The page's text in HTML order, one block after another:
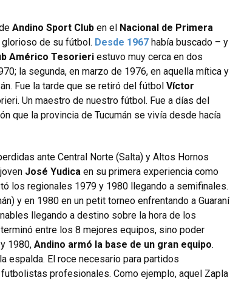
Andino Sport Club en el Nacional de Primera
de su fútbol. Desde 1967 había buscado – y
Américo Tesorieri estuvo muy cerca en dos
la segunda, en marzo de 1976, en aquella mítica y
Fue la tarde que se retiró del fútbol Víctor
Un maestro de nuestro fútbol. Fue a días del
que la provincia de Tucumán se vivía desde hacía
ante Central Norte (Salta) y Altos Hornos
José Yudica en su primera experiencia como
los regionales 1979 y 1980 llegando a semifinales.
y en 1980 en un petit torneo enfrentando a Guaraní
llegando a destino sobre la hora de los
entre los 8 mejores equipos, sino poder
1980, Andino armó la base de un gran equipo.
espalda. El roce necesario para partidos
profesionales. Como ejemplo, aquel Zapla